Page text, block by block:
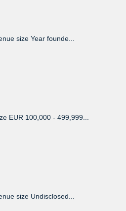
size Year founde...
EUR 100,000 - 499,999...
size Undisclosed...